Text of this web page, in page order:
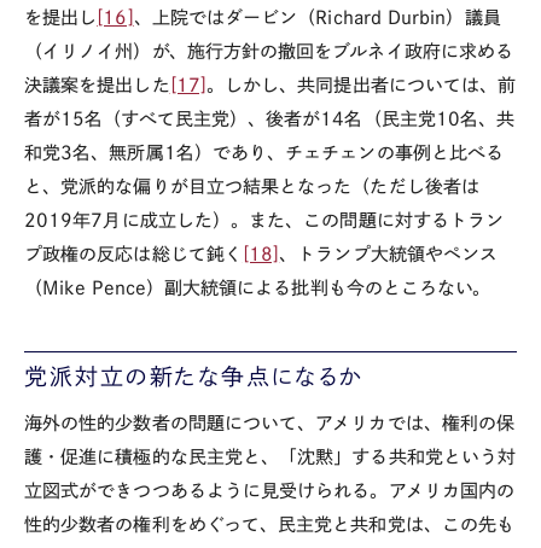
を提出し [16] 、上院ではダービン（ Richard Durbin ）議員
（イリノイ州）が、施行方針の撤回をブルネイ政府に求める
決議案を提出した [17] 。しかし、共同提出者については、前
者が15名（すべて民主党）、後者が14名（民主党 10名、共
和党3名、無所属 1 名）であり、チェチェンの事例と比べる
と、党派的な偏りが目立つ結果となった（ただし後者は
2019年7 月に成立した）。また、この問題に対するトラン
プ政権の反応は総じて鈍く
[18] 、トランプ大統領やペンス
（ Mike Pence ）副大統領による批判も今のところない。
党派対立の新たな争点になるか
海外の性的少数者の問題について、アメリカでは、権利の保
護・促進に積極的な民主党と、「沈黙」する共和党という対
立図式ができつつあるように見受けられる。アメリカ国内の
性的少数者の権利をめぐって、民主党と共和党は、この先も